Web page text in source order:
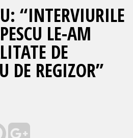
“INTERVIURILE
LE-AM
DE
DE REGIZOR”